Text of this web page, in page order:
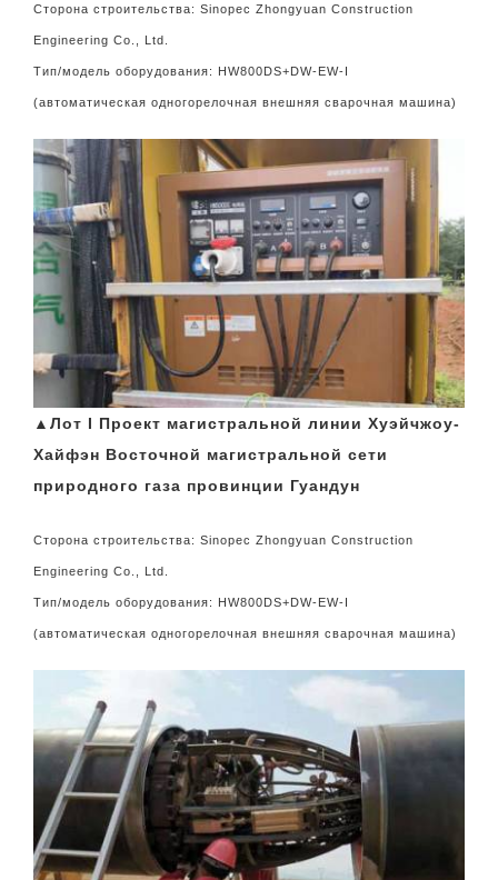
Сторона строительства: Sinopec Zhongyuan Construction
Engineering Co., Ltd.
Тип/модель оборудования: HW800DS+DW-EW-I
(автоматическая одногорелочная внешняя сварочная машина)
▲Лот I Проект магистральной линии Хуэйчжоу-
Хайфэн Восточной магистральной сети
природного газа провинции Гуандун
Сторона строительства: Sinopec Zhongyuan Construction
Engineering Co., Ltd.
Тип/модель оборудования: HW800DS+DW-EW-I
(автоматическая одногорелочная внешняя сварочная машина)